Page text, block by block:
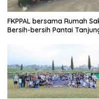
FKPPAL bersama Rumah
Bersih-bersih Pantai